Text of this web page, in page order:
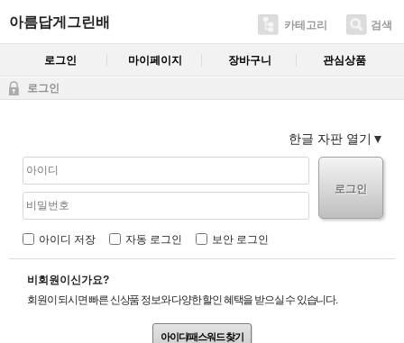
아름답게그린배 카테고리 검색
로그인 마이페이지 장바구니 관심상품
로그인
한글 자판 열기
로그인
아이디 저장 자동 로그인 보안 로그인
비회원이신가요?
회원이 되시면 빠른 신상품 정보와 다양한 할인 혜택을 받으실 수 있습니다.
아이디/패스워드 찾기